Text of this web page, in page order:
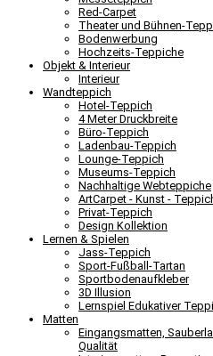
Red-Carpet
Theater und Bühnen-
Bodenwerbung
Hochzeits-Teppiche
Objekt & Interieur
Interieur
Wandteppich
Hotel-Teppich
4 Meter Druckbreite
Büro-Teppich
Ladenbau-Teppich
Lounge-Teppich
Museums-Teppich
Nachhaltige Webteppiche
ArtCarpet - Kunst -
Privat-Teppich
Design Kollektion
Lernen & Spielen
Jass-Teppich
Sport-Fußball-Tartan
Sportbodenaufkleber
3D Illusion
Lernspiel Edukativer
Matten
Eingangsmatten,
Qualität